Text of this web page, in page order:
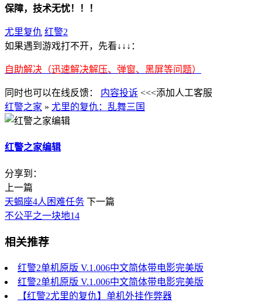
保障，技术无忧！！！
尤里复仇 红警2
如果遇到游戏打不开，先看↓↓↓：
自助解决（迅速解决解压、弹窗、黑屏等问题）
同时也可以在线反馈： 内容投诉 <<<添加人工客服
红警之家 » 尤里的复仇：乱舞三国
红警之家编辑
分享到：
上一篇
天蝎座4人困难任务 下一篇
不公平之一块地14
相关推荐
红警2单机原版 V.1.006中文简体带电影完美版
红警2单机原版 V.1.006中文简体带电影完美版
【红警2尤里的复仇】单机外挂作弊器